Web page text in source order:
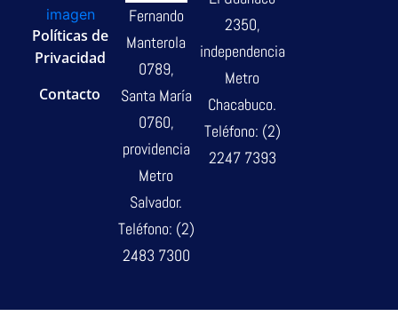
Políticas de
Privacidad
Contacto
Fernando
Manterola
0789,
Santa María
0760,
providencia
Metro
Salvador.
Teléfono: (2)
2483 7300
2350,
independencia
Metro
Chacabuco.
Teléfono: (2)
2247 7393